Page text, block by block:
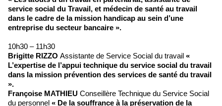
service social du Travail, et médecin de santé au travail
dans le cadre de la mission handicap au sein d’une
entreprise du secteur bancaire ».
10h30 – 11h30
Brigitte RIZZO Assistante de Service Social du travail «
L’expertise de l’appui technique du service social du travail
dans la mission prévention des services de santé du travail
».
Françoise MATHIEU Conseillère Technique du Service Social
du personnel « De la souffrance à la préservation de la